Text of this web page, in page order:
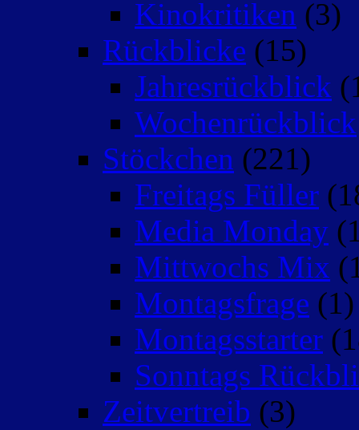
Kinokritiken (3)
Rückblicke (15)
Jahresrückblick
Wochenrückblick
Stöckchen (221)
Freitags Füller
Media Monday
Mittwochs Mix
Montagsfrage (1)
Montagsstarter
Sonntags
Zeitvertreib (3)